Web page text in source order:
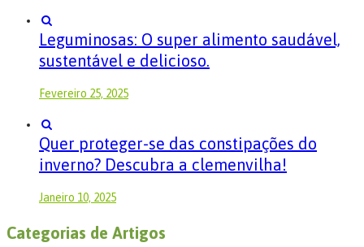
Leguminosas: O super alimento saudável,
sustentável e delicioso.
Fevereiro 25, 2025
Quer proteger-se das constipações do
inverno? Descubra a clemenvilha!
Janeiro 10, 2025
Categorias de Artigos